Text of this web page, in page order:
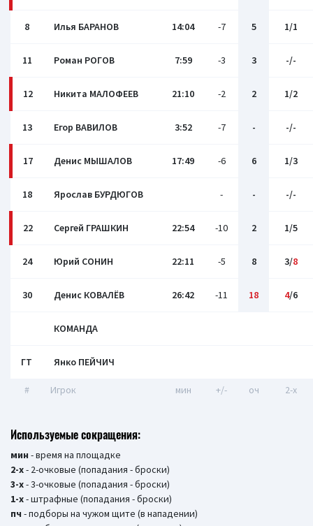
8 Илья БАРАНОВ 14:04 -7 5 1/1
11 Роман РОГОВ 7:59 -3 3 -/-
12 Никита МАЛОФЕЕВ 21:10 -2 2 1/2
13 Егор ВАВИЛОВ 3:52 -7 - -/-
17 Денис МЫШАЛОВ 17:49 -6 6 1/3
18 Ярослав БУРДЮГОВ - - -/-
22 Сергей ГРАШКИН 22:54 -10 2 1/5
24 Юрий СОНИН 22:11 -5 8 3/8
30 Денис КОВАЛЁВ 26:42 -11 18 4/6
КОМАНДА
ГТ Янко ПЕЙЧИЧ
# Игрок мин +/- оч 2-x
Используемые сокращения:
мин - время на площадке
2-х- 2-очковые (попадания - броски)
3-х- 3-очковые (попадания - броски)
1-х- штрафные (попадания - броски)
пч - подборы на чужом щите (в нападении)